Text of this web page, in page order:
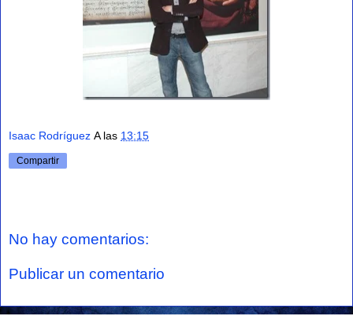
Isaac Rodríguez A las 13:15
Compartir
No hay comentarios:
Publicar un comentario